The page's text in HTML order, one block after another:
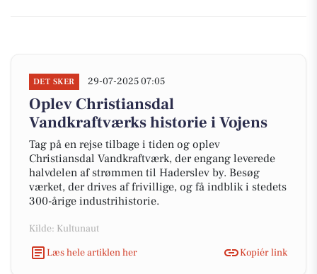
DET SKER 29-07-2025 07:05
Oplev Christiansdal
Vandkraftværks historie i Vojens
Tag på en rejse tilbage i tiden og oplev
Christiansdal Vandkraftværk, der engang leverede
halvdelen af strømmen til Haderslev by. Besøg
værket, der drives af frivillige, og få indblik i stedets
300-årige industrihistorie.
Kilde: Kultunaut
Læs hele artiklen her
Kopiér link